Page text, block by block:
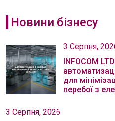
Новини бізнесу
3 Серпня,
INFOCOM
для
перебої з
3 Серпня, 2026